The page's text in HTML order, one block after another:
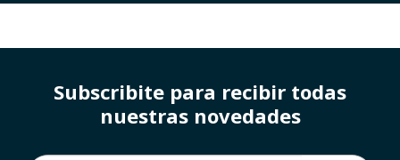
Subscribite para recibir todas
nuestras novedades